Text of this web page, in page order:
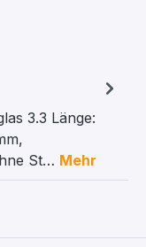
3.3 Länge:
St… Mehr